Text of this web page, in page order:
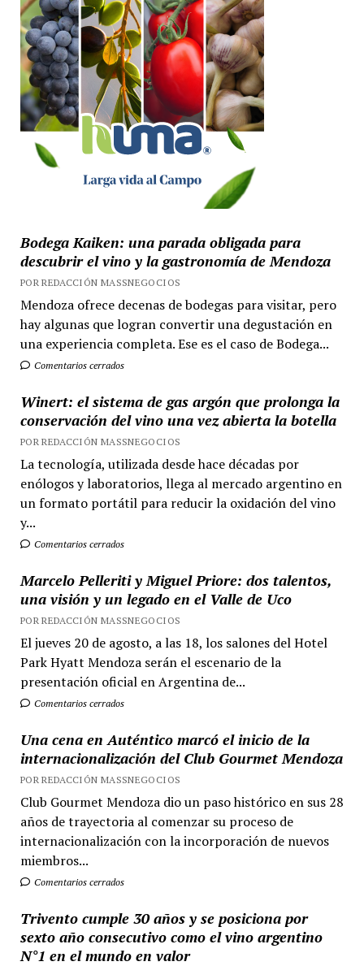
Bodega Kaiken: una parada obligada para
descubrir el vino y la gastronomía de Mendoza
POR REDACCIÓN MASSNEGOCIOS
Mendoza ofrece decenas de bodegas para visitar, pero
hay algunas que logran convertir una degustación en
una experiencia completa. Ese es el caso de Bodega...
Comentarios cerrados
Winert: el sistema de gas argón que prolonga la
conservación del vino una vez abierta la botella
POR REDACCIÓN MASSNEGOCIOS
La tecnología, utilizada desde hace décadas por
enólogos y laboratorios, llega al mercado argentino en
un formato portátil para reducir la oxidación del vino
y...
Comentarios cerrados
Marcelo Pelleriti y Miguel Priore: dos talentos,
una visión y un legado en el Valle de Uco
POR REDACCIÓN MASSNEGOCIOS
El jueves 20 de agosto, a las 18, los salones del Hotel
Park Hyatt Mendoza serán el escenario de la
presentación oficial en Argentina de...
Comentarios cerrados
Una cena en Auténtico marcó el inicio de la
internacionalización del Club Gourmet Mendoza
POR REDACCIÓN MASSNEGOCIOS
Club Gourmet Mendoza dio un paso histórico en sus 28
años de trayectoria al comenzar su proceso de
internacionalización con la incorporación de nuevos
miembros...
Comentarios cerrados
Trivento cumple 30 años y se posiciona por
sexto año consecutivo como el vino argentino
N°1 en el mundo en valor